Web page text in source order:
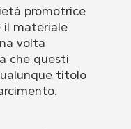
promotrice
il materiale
volta
che questi
titolo